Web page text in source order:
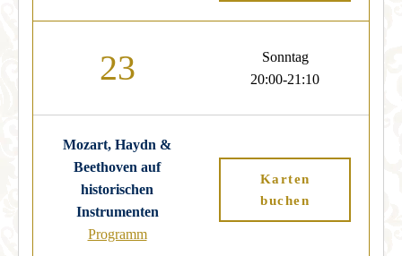
23
Sonntag
20:00-21:10
Mozart, Haydn &
Beethoven auf
historischen
Instrumenten
Programm
Karten
buchen